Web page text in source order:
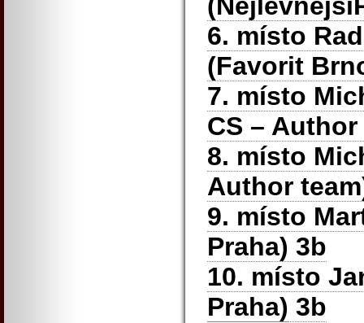
6. místo
(Favorit
7. místo
CS –
8. místo
Author
9. místo
Praha) 3b
10. místo
Praha) 3b